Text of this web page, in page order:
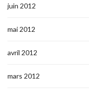
juin 2012
mai 2012
avril 2012
mars 2012